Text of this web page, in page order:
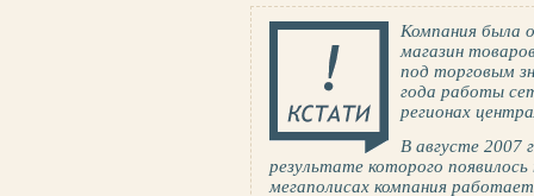
Компания была
магазин
под торговым
года работы
регионах
В августе 2007
результате которого
мегаполисах компания